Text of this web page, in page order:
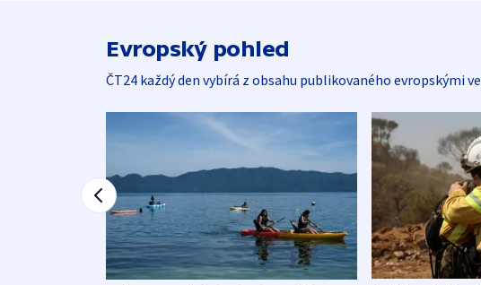
Evropský pohled
ČT24 každý den vybírá z obsahu publikovaného evropskými